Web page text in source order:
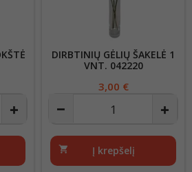
DIRBTINIŲ GĖLIŲ ŠAKELĖ 1
VNT. 042220
Kaina
3,00 €
shopping_cart Į krepšelį